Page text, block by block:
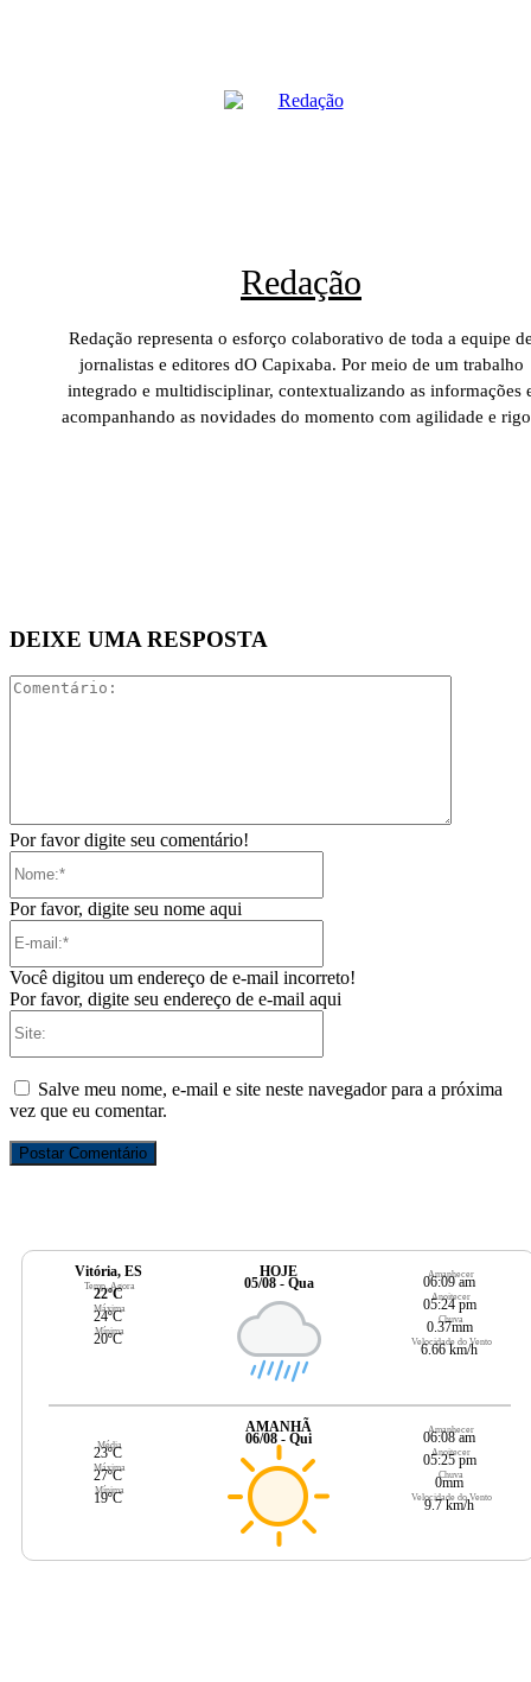
Redação
Redação representa o esforço colaborativo de toda a equipe
jornalistas e editores dO Capixaba. Por meio de um trabalho
integrado e multidisciplinar, contextualizando as informações
acompanhando as novidades do momento com agilidade e
DEIXE UMA RESPOSTA
Por favor digite seu comentário!
Por favor, digite seu nome aqui
Você digitou um endereço de e-mail incorreto!
Por favor, digite seu endereço de e-mail aqui
Salve meu nome, e-mail e site neste navegador para a próxima
vez que eu comentar.
Vitória, ES
Temp. Agora
22ºC
Máxima
24ºC
Mínima
20ºC
HOJE
05/08 - Qua
Amanhecer
06:09 am
Anoitecer
05:24 pm
Chuva
0.37mm
Velocidade do Vento
6.66 km/h
Média
23ºC
Máxima
27ºC
Mínima
19ºC
AMANHÃ
06/08 - Qui
Amanhecer
06:08 am
Anoitecer
05:25 pm
Chuva
0mm
Velocidade do Vento
9.7 km/h